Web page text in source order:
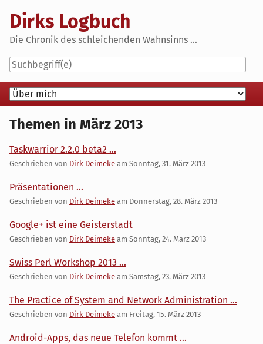
content
Dirks Logbuch
Die Chronik des schleichenden Wahnsinns ...
Navigation
Themen in März 2013
Taskwarrior 2.2.0 beta2 ...
Geschrieben von Dirk Deimeke am Sonntag, 31. März 2013
Präsentationen ...
Geschrieben von Dirk Deimeke am Donnerstag, 28. März 2013
Google+ ist eine Geisterstadt
Geschrieben von Dirk Deimeke am Sonntag, 24. März 2013
Swiss Perl Workshop 2013 ...
Geschrieben von Dirk Deimeke am Samstag, 23. März 2013
The Practice of System and Network Administration ...
Geschrieben von Dirk Deimeke am Freitag, 15. März 2013
Android-Apps, das neue Telefon kommt ...